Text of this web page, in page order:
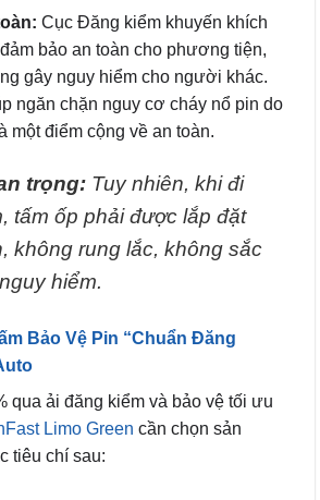
Cục Đăng kiểm khuyến khích
bảo an toàn cho phương tiện,
gây nguy hiểm cho người khác.
ngăn chặn nguy cơ cháy nổ pin do
một điểm cộng về an toàn.
trọng: Tuy nhiên, khi đi
tấm ốp phải được lắp đặt
không rung lắc, không sắc
hiểm.
Bảo Vệ Pin “Chuẩn Đăng
qua ải đăng kiểm và bảo vệ tối ưu
Limo Green cần chọn sản
tiêu chí sau: